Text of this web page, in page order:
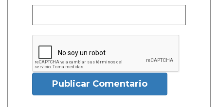
Publicar Comentario